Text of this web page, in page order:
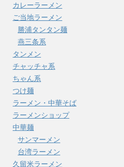
カレーラーメン
ご当地ラーメン
勝浦タンタン麺
燕三条系
タンメン
チャッチャ系
ちゃん系
つけ麺
ラーメン・中華そば
ラーメンショップ
中華麺
サンマーメン
台湾ラーメン
久留米ラーメン